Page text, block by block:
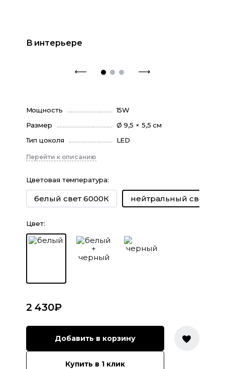
В интерьере
Мощность
15W
Размер
Ø 9,5 × 5,5 см
Тип цоколя
LED
Перейти к описанию
Цветовая температура:
белый свет 6000К нейтральный свет
Цвет:
2 430₽
Добавить в корзину
Купить в 1 клик